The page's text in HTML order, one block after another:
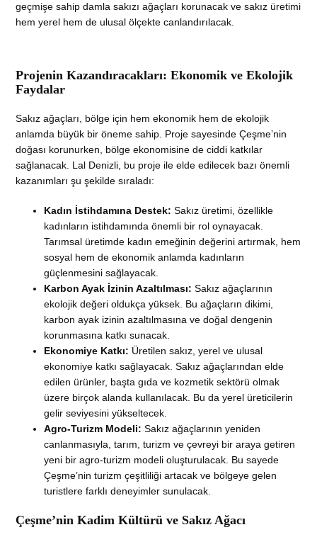
geçmişe sahip damla sakızı ağaçları korunacak ve sakız üretimi
hem yerel hem de ulusal ölçekte canlandırılacak.
Projenin Kazandıracakları: Ekonomik ve Ekolojik
Faydalar
Sakız ağaçları, bölge için hem ekonomik hem de ekolojik
anlamda büyük bir öneme sahip. Proje sayesinde Çeşme’nin
doğası korunurken, bölge ekonomisine de ciddi katkılar
sağlanacak. Lal Denizli, bu proje ile elde edilecek bazı önemli
kazanımları şu şekilde sıraladı:
Kadın İstihdamına Destek: Sakız üretimi, özellikle
kadınların istihdamında önemli bir rol oynayacak.
Tarımsal üretimde kadın emeğinin değerini artırmak, hem
sosyal hem de ekonomik anlamda kadınların
güçlenmesini sağlayacak.
Karbon Ayak İzinin Azaltılması: Sakız ağaçlarının
ekolojik değeri oldukça yüksek. Bu ağaçların dikimi,
karbon ayak izinin azaltılmasına ve doğal dengenin
korunmasına katkı sunacak.
Ekonomiye Katkı: Üretilen sakız, yerel ve ulusal
ekonomiye katkı sağlayacak. Sakız ağaçlarından elde
edilen ürünler, başta gıda ve kozmetik sektörü olmak
üzere birçok alanda kullanılacak. Bu da yerel üreticilerin
gelir seviyesini yükseltecek.
Agro-Turizm Modeli: Sakız ağaçlarının yeniden
canlanmasıyla, tarım, turizm ve çevreyi bir araya getiren
yeni bir agro-turizm modeli oluşturulacak. Bu sayede
Çeşme’nin turizm çeşitliliği artacak ve bölgeye gelen
turistlere farklı deneyimler sunulacak.
Çeşme’nin Kadim Kültürü ve Sakız Ağacı